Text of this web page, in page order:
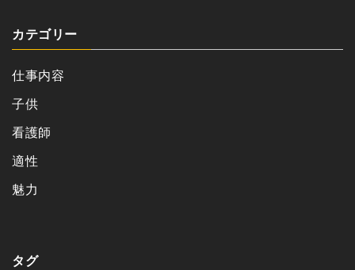
カテゴリー
仕事内容
子供
看護師
適性
魅力
タグ